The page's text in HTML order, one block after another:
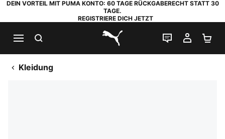
DEIN VORTEIL MIT PUMA KONTO: 60 TAGE RÜCKGABERECHT STATT 30
TAGE.
REGISTRIERE DICH JETZT
PUMA.com
LIVE-CHAT
MEIN
Kleidung